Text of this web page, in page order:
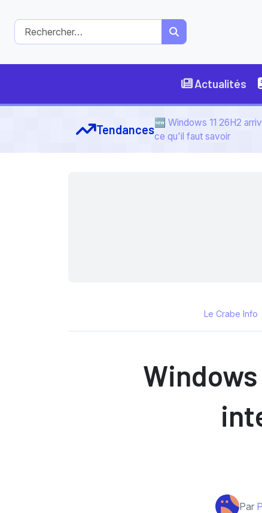
Actualités
Tendances🆕 Windows 11 26H2
ce qu'il faut savoir
Le Crabe Info
Par